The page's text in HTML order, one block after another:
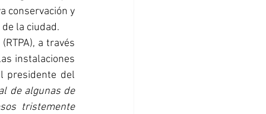
conservación y
la ciudad.
a través
instalaciones
presidente del
de algunas de
tristemente